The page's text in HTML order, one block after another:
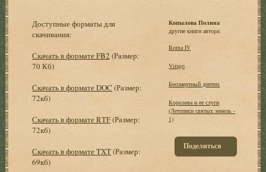
Доступные форматы для
скачивания:
Скачать в формате FB2 (Размер:
70 Кб)
Скачать в формате DOC (Размер:
72кб)
Скачать в формате RTF(Размер:
72кб)
Скачать в формате TXT(Размер:
69кб)
Копылова Полина
другие книги автора:
Roma IV
Virago
Бессмертный диптих
Королева и ее слуги
(Летописи святых земель -
1)
Поделиться